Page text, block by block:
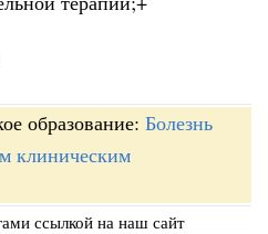
образование: Болезнь
клиническим
ссылкой на наш сайт